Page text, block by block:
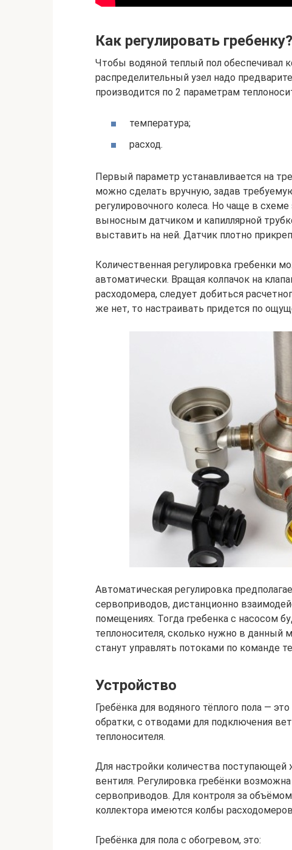
Как регулировать гребенку?
Чтобы водяной теплый пол обеспечивал
распределительный узел надо
производится по 2 параметрам
температура;
расход.
Первый параметр устанавливается на
можно сделать вручную, задав
регулировочного колеса. Но чаще в
выносным датчиком и капиллярной
выставить на ней. Датчик плотно
Количественная регулировка гребенки
автоматически. Вращая колпачок на
расходомера, следует добиться
же нет, то настраивать придется по
Автоматическая регулировка
сервоприводов, дистанционно
помещениях. Тогда гребенка с насосом
теплоносителя, сколько нужно в
станут управлять потоками по команде
Устройство
Гребёнка для водяного тёплого пола —
обратки, с отводами для подключения
теплоносителя.
Для настройки количества поступающей
вентиля. Регулировка гребёнки
сервоприводов. Для контроля за
коллектора имеются колбы
Гребёнка для пола с обогревом, это: